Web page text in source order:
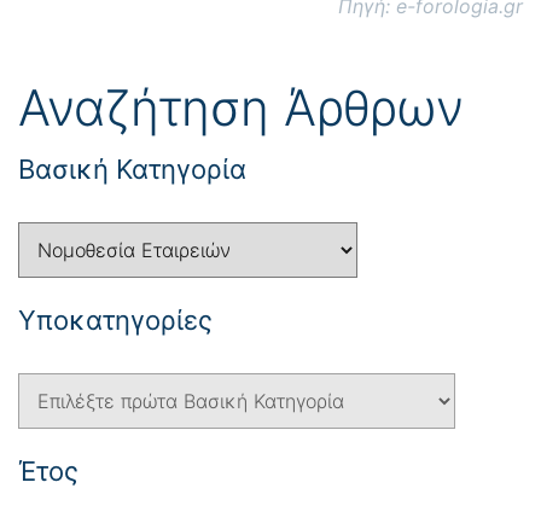
Πηγή: e-forologia.gr
Αναζήτηση Άρθρων
Βασική Κατηγορία
Yποκατηγορίες
Έτος